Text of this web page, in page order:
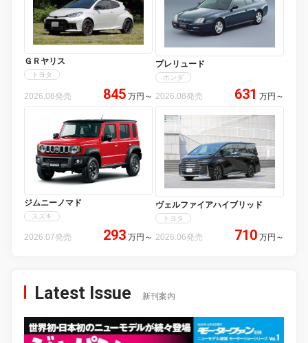
ＧＲヤリス
トヨタ
2026.08発売 845 万円 ～
プレリュード
ホンダ
2026.08発売 631 万円 ～
ジムニーノマド
スズキ
2026.07発売 293 万円 ～
ヴェルファイアハイブリッド
トヨタ
2026.06発売 710 万円 ～
Latest Issue 新刊案内